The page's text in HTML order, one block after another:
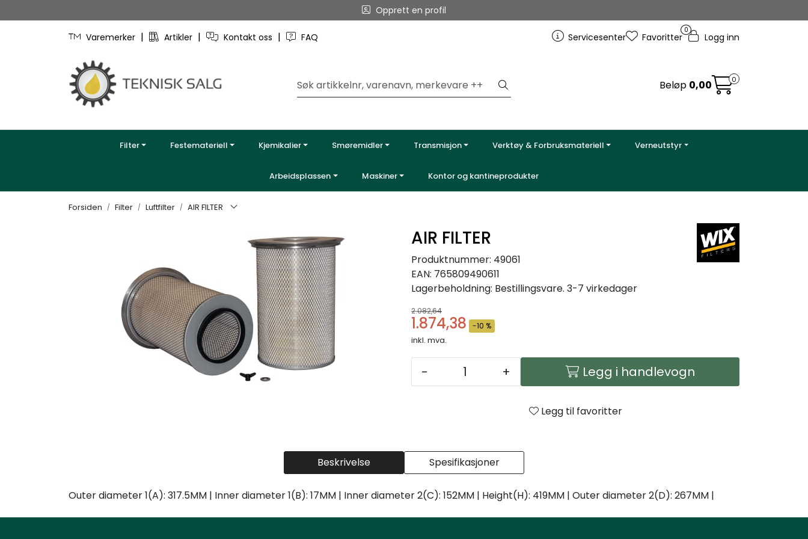
Opprett en profil
Varemerker | Artikler | Kontakt oss | FAQ Servicesenter
0
Favoritter Logg inn
Beløp 0,00 0
Filter Festemateriell Kjemikalier Smøremidler Transmisjon Verktøy & Forbruksmateriell Verneutstyr
Arbeidsplassen Maskiner Kontor og kantineprodukter
Forsiden Filter Luftfilter AIR FILTER
AIR FILTER
Produktnummer: 49061
EAN: 765809490611
Lagerbeholdning: Bestillingsvare. 3-7 virkedager
2.082,64
1.874,38 -10 %
inkl. mva.
- + Legg i handlevogn
Legg til favoritter
Beskrivelse Spesifikasjoner
Outer diameter 1(A): 317.5MM | Inner diameter 1(B): 17MM | Inner diameter 2(C): 152MM | Height(H): 419MM | Outer diameter 2(D): 267MM |